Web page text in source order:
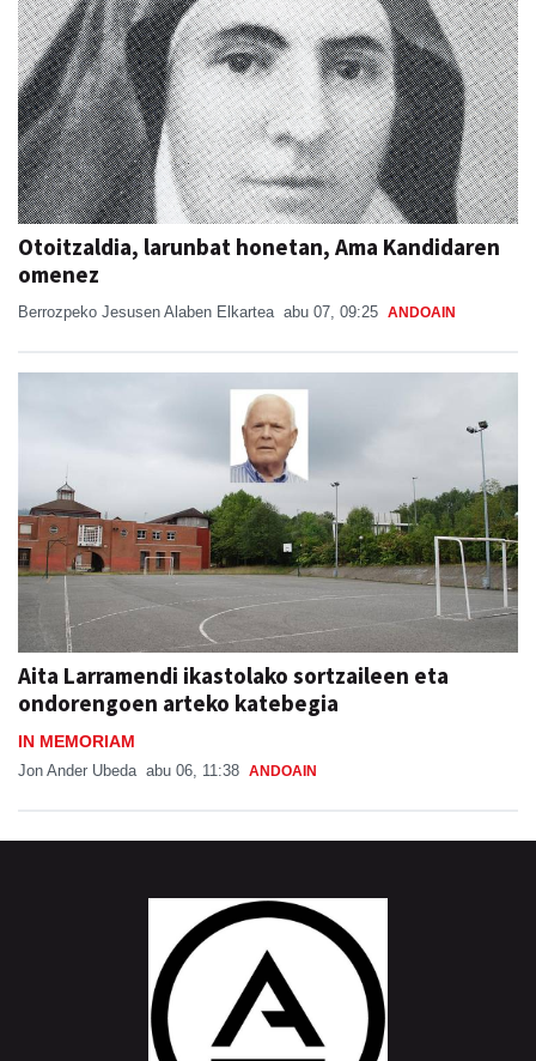
Otoitzaldia, larunbat honetan, Ama Kandidaren
omenez
Berrozpeko Jesusen Alaben Elkartea abu 07, 09:25 ANDOAIN
Aita Larramendi ikastolako sortzaileen eta
ondorengoen arteko katebegia
IN MEMORIAM
Jon Ander Ubeda abu 06, 11:38 ANDOAIN